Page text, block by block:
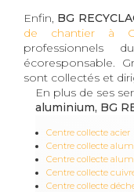
Enfin, BG
de chantier à
professionnels
écoresponsable.
sont collectés et
En plus de ses
aluminium, BG
Centre collecte acier
Centre collecte
Centre collecte
Centre collecte
Centre collecte